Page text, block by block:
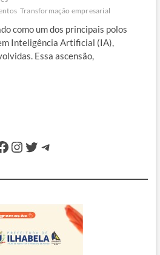
Transformação empresarial
como um dos principais polos
Inteligência Artificial (IA),
Essa ascensão,
Instagram
Twitter
Telegram